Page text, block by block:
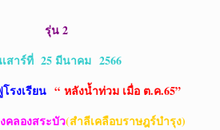
รุ่น 2
สาร์ที่ 25 มีนาคม 2566
รงเรียน “ หลังน้ำท่วม เมื่อ ต.ค.65”
คลองสระบัว(สำลีเคลือบราษฎร์บำรุง)